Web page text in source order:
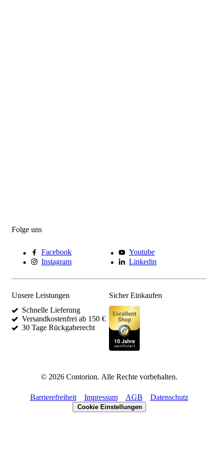
Folge uns
Facebook
Youtube
Instagram
Linkedin
Unsere Leistungen
Schnelle Lieferung
Versandkostenfrei ab 150 €
30 Tage Rückgaberecht
Sicher Einkaufen
© 2026Contorion. Alle Rechte vorbehalten.
Barrierefreiheit Impressum AGB Datenschutz
Cookie Einstellungen